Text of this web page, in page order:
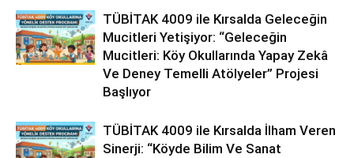
TÜBİTAK 4009 ile Kırsalda Geleceğin
Mucitleri Yetişiyor: “Geleceğin
Mucitleri: Köy Okullarında Yapay Zekâ
Ve Deney Temelli Atölyeler” Projesi
Başlıyor
TÜBİTAK 4009 ile Kırsalda İlham Veren
Sinerji: “Köyde Bilim Ve Sanat